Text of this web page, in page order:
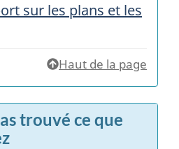
sur les plans et les
Haut de la page
trouvé ce que